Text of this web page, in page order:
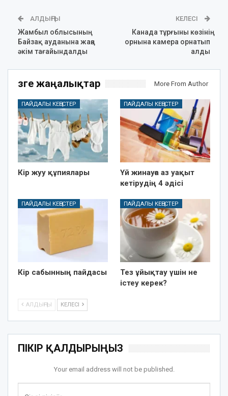
АЛДЫҢҒЫ
Жамбыл облысының
Байзақ ауданына жаңа
әкім тағайындалды
КЕЛЕСІ
Канада тұрғыны көзінің
орнына камера орнатып
алды
Өзге жаңалықтар More From Author
ПАЙДАЛЫ КЕҢЕСТЕР
Кір жуу құпиялары
ПАЙДАЛЫ КЕҢЕСТЕР
Үй жинауға аз уақыт
кетірудің 4 әдісі
ПАЙДАЛЫ КЕҢЕСТЕР
Кір сабынның пайдасы
ПАЙДАЛЫ КЕҢЕСТЕР
Тез ұйықтау үшін не
істеу керек?
АЛДЫҢҒЫ КЕЛЕСІ
ПІКІР ҚАЛДЫРЫҢЫЗ
Your email address will not be published.